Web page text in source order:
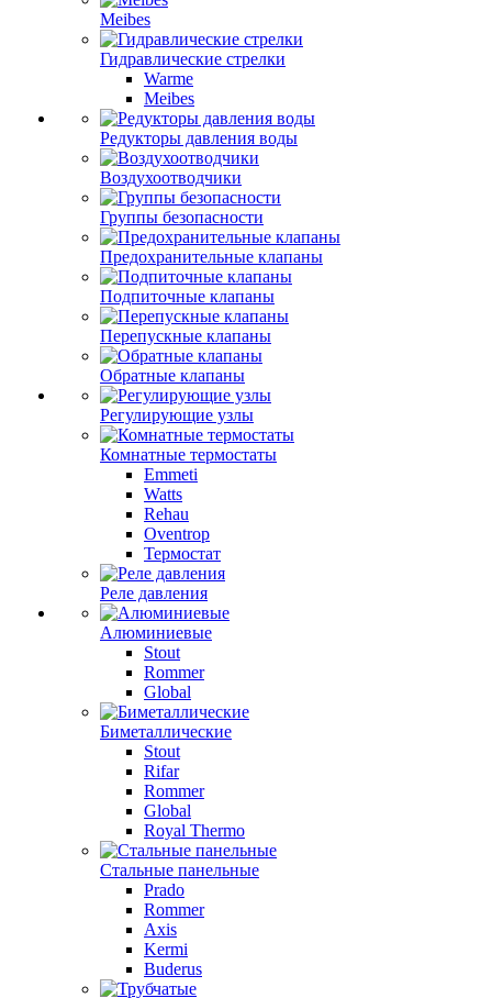
Meibes
Гидравлические стрелки
Warme
Meibes
Редукторы давления воды
Воздухоотводчики
Группы безопасности
Предохранительные клапаны
Подпиточные клапаны
Перепускные клапаны
Обратные клапаны
Регулирующие узлы
Комнатные термостаты
Emmeti
Watts
Rehau
Oventrop
Термостат
Реле давления
Алюминиевые
Stout
Rommer
Global
Биметаллические
Stout
Rifar
Rommer
Global
Royal Thermo
Стальные панельные
Prado
Rommer
Axis
Kermi
Buderus